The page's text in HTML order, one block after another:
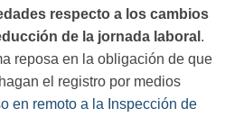
respecto a los cambios
de la jornada laboral .
reposa en la obligación de que
el registro por medios
en remoto a la Inspección de